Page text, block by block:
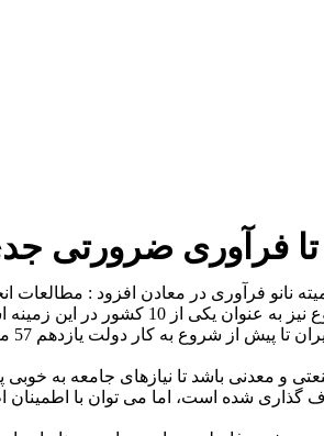
تا فرآوری ضرورتی
نانو فرآوری در معادن افزود :
و معدنی باشد تا نیازهای جامعه به خوبی
انداز 1404 دستیابی به ظرفیت 55 میلیون تن فولاد هدف گذاری